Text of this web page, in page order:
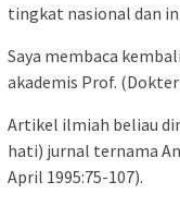
tingkat nasional dan
Saya membaca
akademis Prof.
Artikel ilmiah beliau
hati) jurnal ternama
April 1995:75-107).